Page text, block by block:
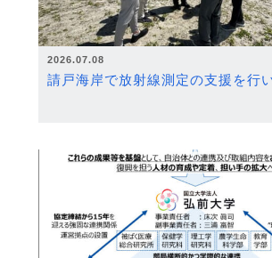
2026.07.08
請戸海岸で放射線測定の支援を行